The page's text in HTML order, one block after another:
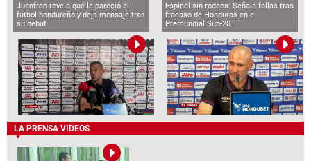
Juanfran revela qué le pareció el
fútbol hondureño y deja mensaje tras
su debut
Espinel sin rodeos: Señala fallas tras
fracaso de Honduras en el
Premundial Sub-20
LA PRENSA VIDEOS